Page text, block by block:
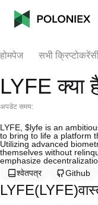
होमपेज सभी
LYFE क्या
अपडेट समय:
LYFE, $lyfe is an
to bring to life a platform
Utilizing advanced
themselves without
emphasize
श्वेतपत्र
Github